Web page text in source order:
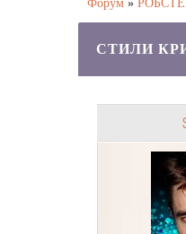
Форум »
СТИЛИ